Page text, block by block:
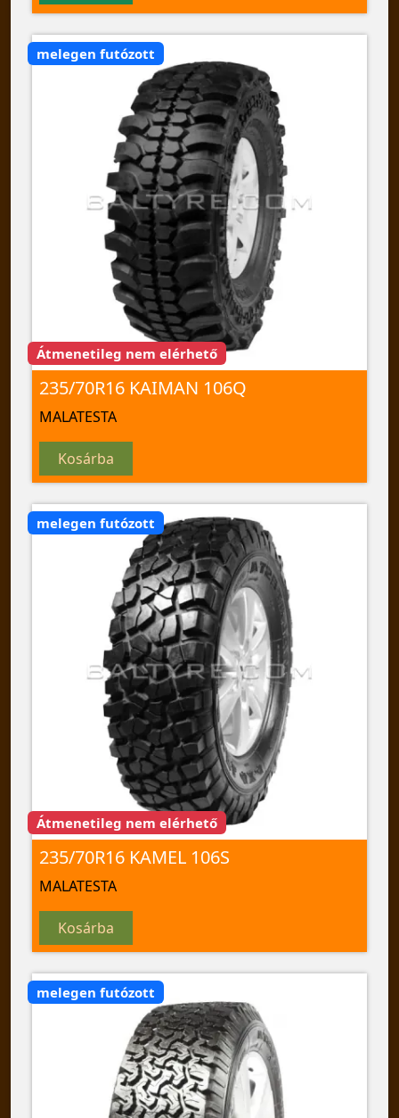
melegen futózott
Átmenetileg nem elérhető
235/70R16 KAIMAN 106Q
MALATESTA
Kosárba
melegen futózott
Átmenetileg nem elérhető
235/70R16 KAMEL 106S
MALATESTA
Kosárba
melegen futózott